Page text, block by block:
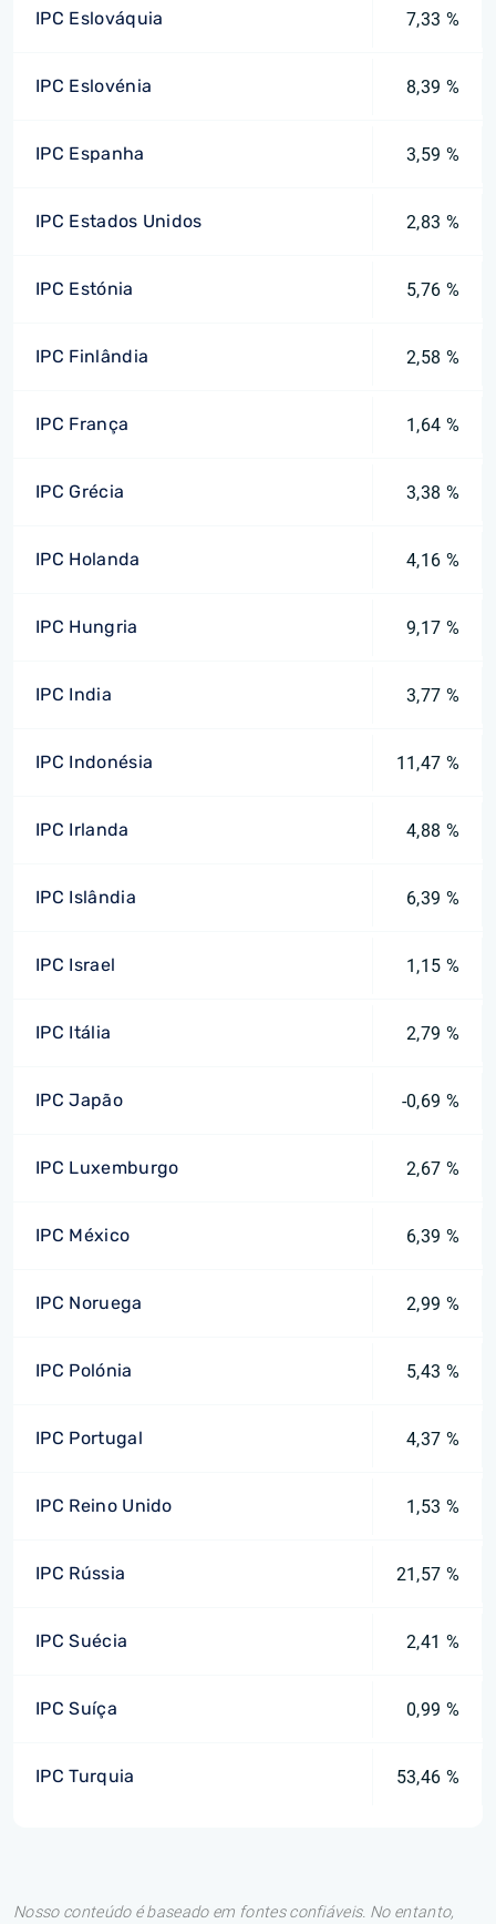
IPC Eslováquia 7,33 %
IPC Eslovénia 8,39 %
IPC Espanha 3,59 %
IPC Estados Unidos 2,83 %
IPC Estónia 5,76 %
IPC Finlândia 2,58 %
IPC França 1,64 %
IPC Grécia 3,38 %
IPC Holanda 4,16 %
IPC Hungria 9,17 %
IPC India 3,77 %
IPC Indonésia 11,47 %
IPC Irlanda 4,88 %
IPC Islândia 6,39 %
IPC Israel 1,15 %
IPC Itália 2,79 %
IPC Japão -0,69 %
IPC Luxemburgo 2,67 %
IPC México 6,39 %
IPC Noruega 2,99 %
IPC Polónia 5,43 %
IPC Portugal 4,37 %
IPC Reino Unido 1,53 %
IPC Rússia 21,57 %
IPC Suécia 2,41 %
IPC Suíça 0,99 %
IPC Turquia 53,46 %
Nosso conteúdo é baseado em fontes confiáveis. No entanto,